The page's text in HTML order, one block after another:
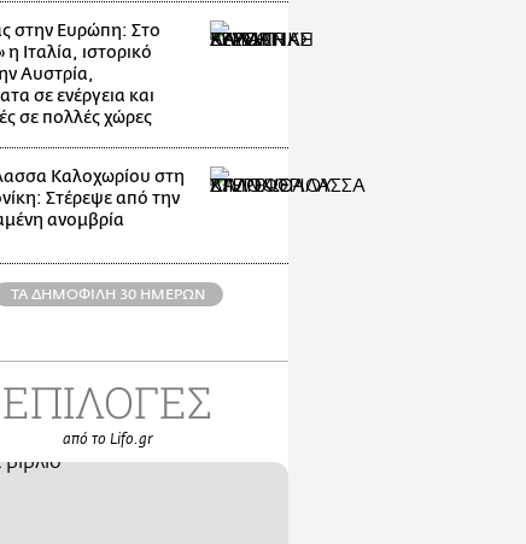
στην Ευρώπη: Στο
η Ιταλία, ιστορικό
Αυστρία,
σε ενέργεια και
σε πολλές χώρες
Καλοχωρίου στη
Στέρεψε από την
ανομβρία
ΤΑ ΔΗΜΟΦΙΛΗ 30 ΗΜΕΡΩΝ
ΕΠΙΛΟΓΕΣ
από το Lifo.gr